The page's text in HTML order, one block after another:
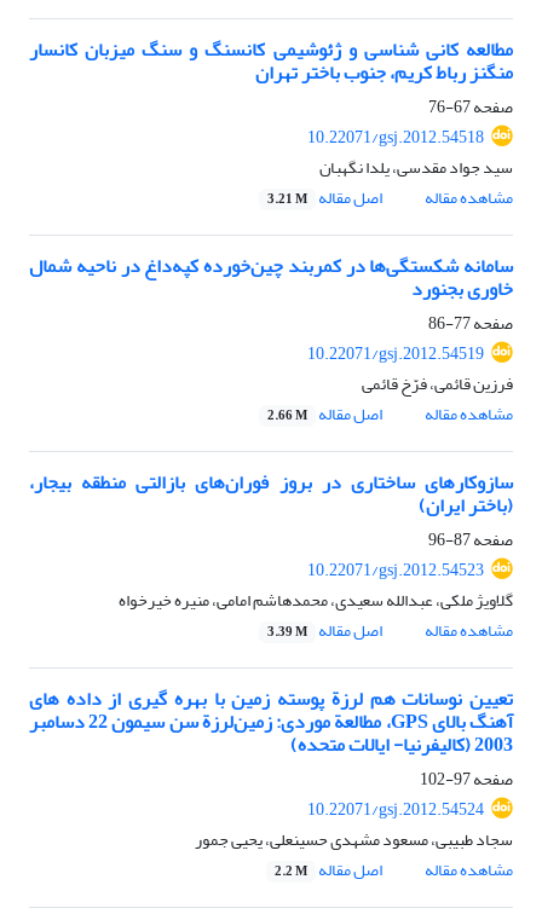
مطالعه کانی شناسی و ژئوشیمی کانسنگ و سنگ میزبان کانسار
منگنز رباط کریم، جنوب باختر تهران
صفحه67-76
10.22071/gsj.2012.54518
سید جواد مقدسی، یلدا نگهبان
مشاهده مقاله
اصل مقاله 3.21 M
سامانه شکستگی‌ها در کمربند چین‌خورده کپه‌داغ در ناحیه شمال
خاوری بجنورد
صفحه77-86
10.22071/gsj.2012.54519
فرزین قائمی، فرّخ قائمی
مشاهده مقاله
اصل مقاله 2.66 M
سازوکارهای ساختاری در بروز فوران‌های بازالتی منطقه بیجار،
(باختر ایران)
صفحه87-96
10.22071/gsj.2012.54523
گلاویژ ملکی، عبدالله سعیدی، محمدهاشم امامی، منیره خیرخواه
مشاهده مقاله
اصل مقاله 3.39 M
تعیین نوسانات هم لرزة پوسته زمین با بهره گیری از داده های
آهنگ بالای GPS، مطالعة موردی: زمین‌لرزة سن سیمون 22 دسامبر
2003 (کالیفرنیا- ایالات متحده)
صفحه97-102
10.22071/gsj.2012.54524
سجاد طبیبی، مسعود مشهدی حسینعلی، یحیی جمور
مشاهده مقاله
اصل مقاله 2.2 M